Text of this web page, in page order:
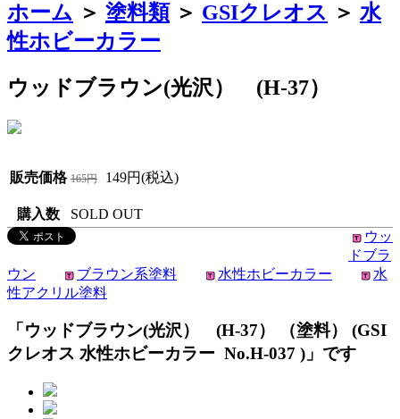
ホーム ＞ 塗料類＞ GSIクレオス ＞ 水
性ホビーカラー
ウッドブラウン(光沢） (H-37）
販売価格 165円 149円(税込)
購入数
SOLD OUT
ウッ
ドブラ
ウン
ブラウン系塗料 水性ホビーカラー
水
性アクリル塗料
「ウッドブラウン(光沢） (H-37） （塗料） (GSI
クレオス 水性ホビーカラー No.H-037 )」です